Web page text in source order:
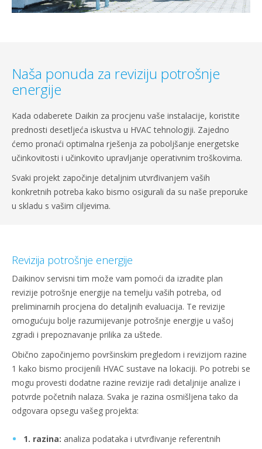
Naša ponuda za reviziju potrošnje
energije
Kada odaberete Daikin za procjenu vaše instalacije, koristite
prednosti desetljeća iskustva u HVAC tehnologiji. Zajedno
ćemo pronaći optimalna rješenja za poboljšanje energetske
učinkovitosti i učinkovito upravljanje operativnim troškovima.
Svaki projekt započinje detaljnim utvrđivanjem vaših
konkretnih potreba kako bismo osigurali da su naše preporuke
u skladu s vašim ciljevima.
Revizija potrošnje energije
Daikinov servisni tim može vam pomoći da izradite plan
revizije potrošnje energije na temelju vaših potreba, od
preliminarnih procjena do detaljnih evaluacija. Te revizije
omogućuju bolje razumijevanje potrošnje energije u vašoj
zgradi i prepoznavanje prilika za uštede.
Obično započinjemo površinskim pregledom i revizijom razine
1 kako bismo procijenili HVAC sustave na lokaciji. Po potrebi se
mogu provesti dodatne razine revizije radi detaljnije analize i
potvrde početnih nalaza. Svaka je razina osmišljena tako da
odgovara opsegu vašeg projekta:
1. razina: analiza podataka i utvrđivanje referentnih